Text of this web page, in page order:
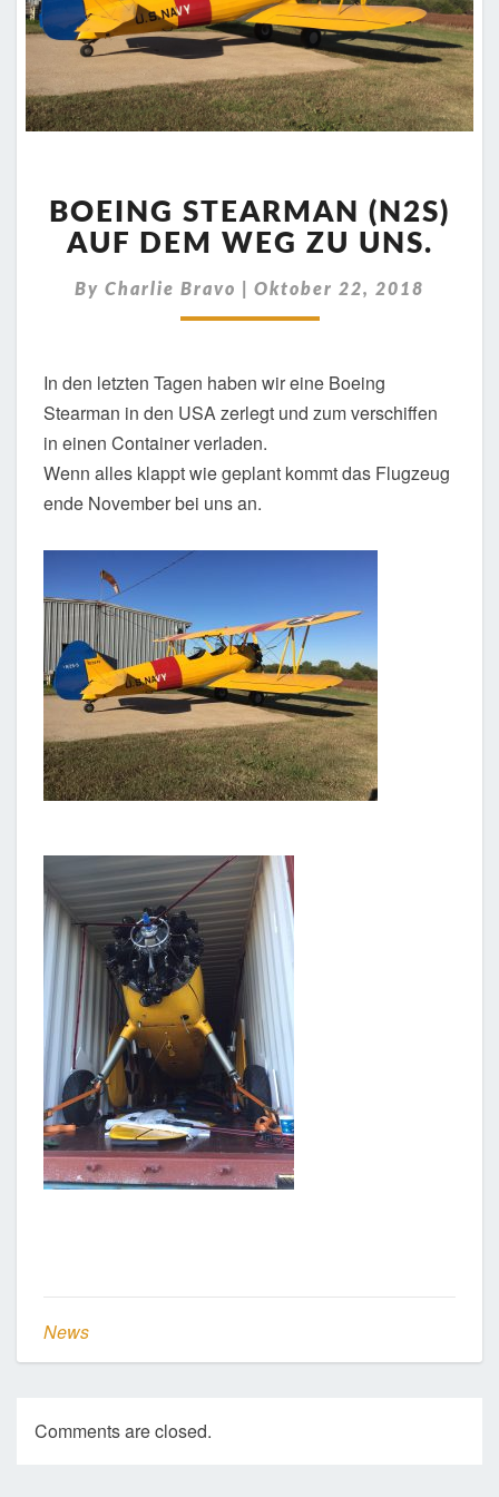
STEARMAN
(N2S)
AUF
DEM
BOEING STEARMAN (N2S)
AUF DEM WEG ZU UNS.
By Charlie Bravo Oktober 22, 2018
In den letzten Tagen haben wir eine Boeing
Stearman in den USA zerlegt und zum verschiffen
in einen Container verladen.
Wenn alles klappt wie geplant kommt das Flugzeug
ende November bei uns an.
News
Comments are closed.